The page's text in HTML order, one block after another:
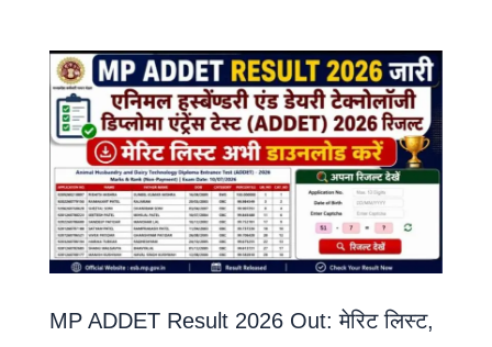
MP ADDET Result 2026 Out: मेरिट लिस्ट,